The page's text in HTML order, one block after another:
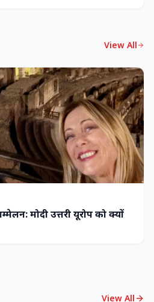
View All
मोदी उत्तरी यूरोप को क्यों
View All